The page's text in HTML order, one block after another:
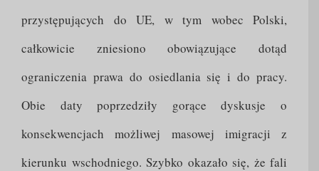
przystępujących do UE, w tym wobec Polski,
całkowicie zniesiono obowiązujące dotąd
ograniczenia prawa do osiedlania się i do pracy.
Obie daty poprzedziły gorące dyskusje o
konsekwencjach możliwej masowej imigracji z
kierunku wschodniego. Szybko okazało się, że fali